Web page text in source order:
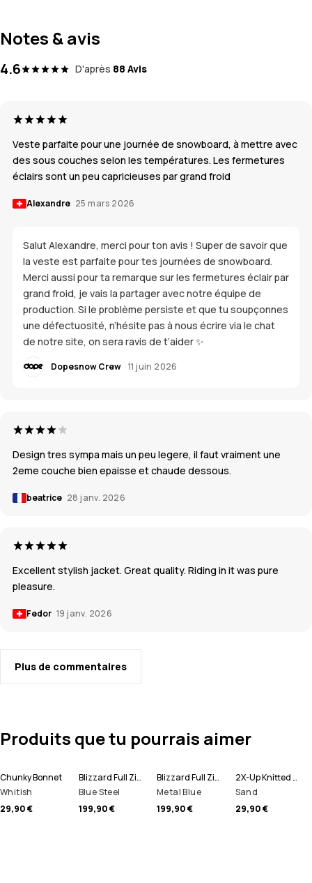
Notes & avis
4.6 D'après 88 Avis
Veste parfaite pour une journée de snowboard, à mettre avec
des sous couches selon les températures. Les fermetures
éclairs sont un peu capricieuses par grand froid
Alexandre 25 mars 2026
Salut Alexandre, merci pour ton avis ! Super de savoir que
la veste est parfaite pour tes journées de snowboard.
Merci aussi pour ta remarque sur les fermetures éclair par
grand froid, je vais la partager avec notre équipe de
production. Si le problème persiste et que tu soupçonnes
une défectuosité, n’hésite pas à nous écrire via le chat
de notre site, on sera ravis de t’aider ✨
Dopesnow Crew 11 juin 2026
Design tres sympa mais un peu legere, il faut vraiment une
2eme couche bien epaisse et chaude dessous.
beatrice 28 janv. 2026
Excellent stylish jacket. Great quality. Riding in it was pure
pleasure.
Fedor 19 janv. 2026
Plus de commentaires
Produits que tu pourrais aimer
Chunky Bonnet
Whitish
29,90 €
Blizzard Full Zip Veste Snowboard Homme
Blue Steel
199,90 €
Blizzard Full Zip Veste de Ski Homme
Metal Blue
199,90 €
2X-Up Knitted Tour de cou
Sand
29,90 €